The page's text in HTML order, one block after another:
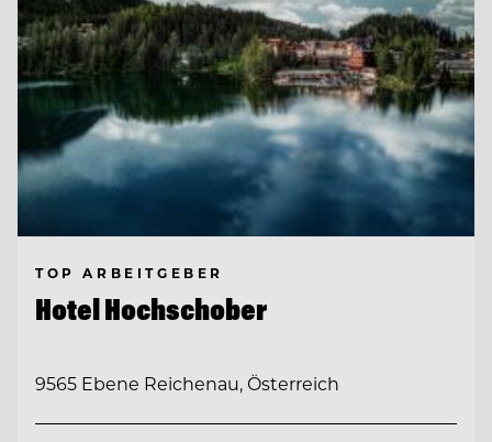
TOP ARBEITGEBER
Hotel Hochschober
9565 Ebene Reichenau, Österreich